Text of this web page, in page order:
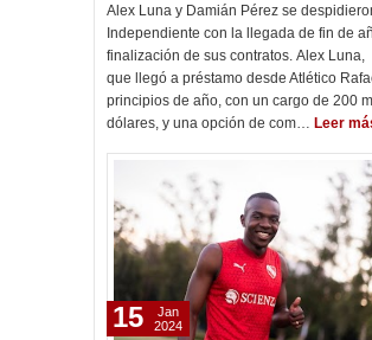
Alex Luna y Damián Pérez se
Independiente con la llegada de fin de
finalización de sus contratos. Alex Luna,
que llegó a préstamo desde Atlético
principios de año, con un cargo de 200
dólares, y una opción de com… Leer
15
Jan
2024